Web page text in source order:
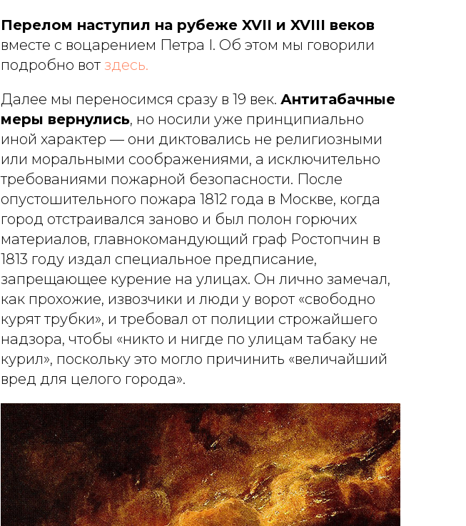
Перелом наступил на рубеже XVII и XVIII веков
вместе с воцарением Петра I. Об этом мы говорили
подробно вот здесь.
Далее мы переносимся сразу в 19 век. Антитабачные
меры вернулись, но носили уже принципиально
иной характер — они диктовались не религиозными
или моральными соображениями, а исключительно
требованиями пожарной безопасности. После
опустошительного пожара 1812 года в Москве, когда
город отстраивался заново и был полон горючих
материалов, главнокомандующий граф Ростопчин в
1813 году издал специальное предписание,
запрещающее курение на улицах. Он лично замечал,
как прохожие, извозчики и люди у ворот «свободно
курят трубки», и требовал от полиции строжайшего
надзора, чтобы «никто и нигде по улицам табаку не
курил», поскольку это могло причинить «величайший
вред для целого города».